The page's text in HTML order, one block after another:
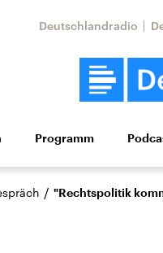
Deutschlandradio
Wirtschaft
Musik
Programm
/ "Rechtspolitik